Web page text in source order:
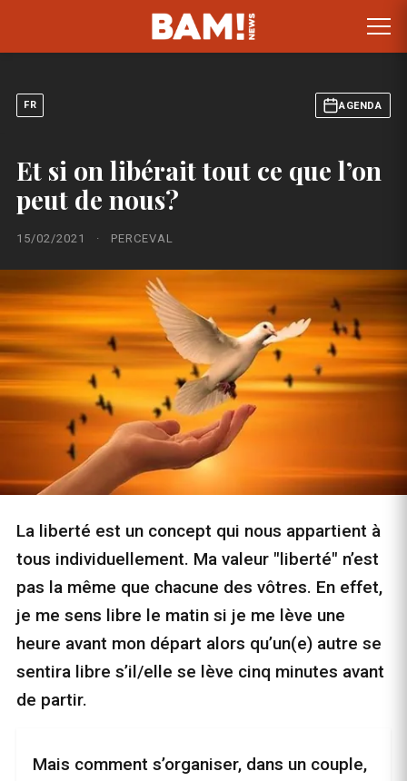
FR AGENDA
Et si on libérait tout ce que l’on
peut de nous?
15/02/2021 · PERCEVAL
La liberté est un concept qui nous appartient à
tous individuellement. Ma valeur "liberté" n’est
pas la même que chacune des vôtres. En effet,
je me sens libre le matin si je me lève une
heure avant mon départ alors qu’un(e) autre se
sentira libre s’il/elle se lève cinq minutes avant
de partir.
Mais comment s’organiser, dans un couple,